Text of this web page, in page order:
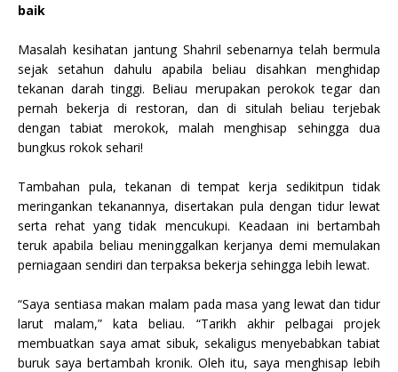
baik
Masalah kesihatan jantung Shahril sebenarnya telah bermula
sejak setahun dahulu apabila beliau disahkan menghidap
tekanan darah tinggi. Beliau merupakan perokok tegar dan
pernah bekerja di restoran, dan di situlah beliau terjebak
dengan tabiat merokok, malah menghisap sehingga dua
bungkus rokok sehari!
Tambahan pula, tekanan di tempat kerja sedikitpun tidak
meringankan tekanannya, disertakan pula dengan tidur lewat
serta rehat yang tidak mencukupi. Keadaan ini bertambah
teruk apabila beliau meninggalkan kerjanya demi memulakan
perniagaan sendiri dan terpaksa bekerja sehingga lebih lewat.
“Saya sentiasa makan malam pada masa yang lewat dan tidur
larut malam,” kata beliau. “Tarikh akhir pelbagai projek
membuatkan saya amat sibuk, sekaligus menyebabkan tabiat
buruk saya bertambah kronik. Oleh itu, saya menghisap lebih